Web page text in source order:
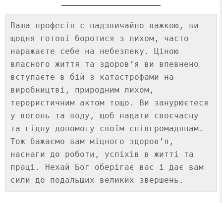
Ваша професія є надзвичайно важкою, ви
щодня готові боротися з лихом, часто
наражаєте себе на небезпеку. Ціною
власного життя та здоров’я ви впевнено
вступаєте в бій з катастрофами на
виробництві, природним лихом,
терористичним актом тощо. Ви занурюєтеся
у вогонь та воду, щоб надати своєчасну
та гідну допомогу своїм співгромадянам.
Тож бажаємо вам міцного здоров’я,
наснаги до роботи, успіхів в житті та
праці. Нехай Бог оберігає вас і дає вам
сили до подальших великих звершень.